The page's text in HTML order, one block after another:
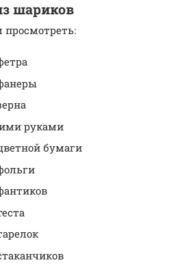
шариков
руками
бумаги